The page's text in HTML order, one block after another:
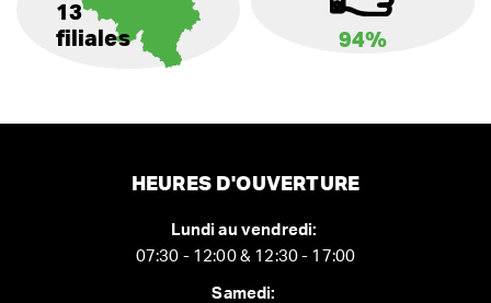
13
filiales
94%
HEURES D'OUVERTURE
Lundi au vendredi:
07:30 - 12:00 & 12:30 - 17:00
Samedi: